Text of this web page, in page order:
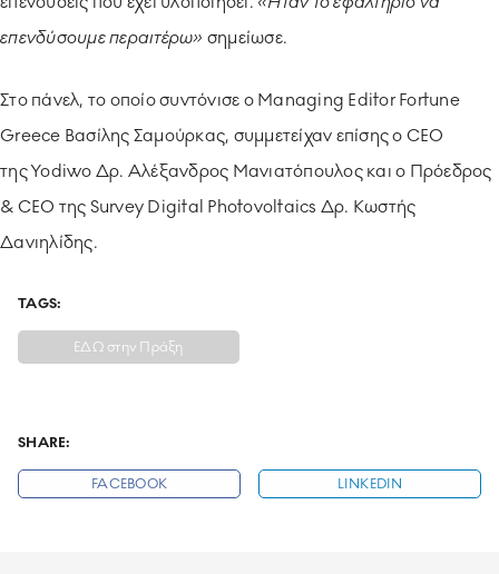
επενδύσουμε περαιτέρω» σημείωσε.
Στο πάνελ, το οποίο συντόνισε ο Managing Editor Fortune
Greece Βασίλης Σαμούρκας, συμμετείχαν επίσης ο CEO
της Yodiwo Δρ. Αλέξανδρος Μανιατόπουλος και ο Πρόεδρος
& CEO της Survey Digital Photovoltaics Δρ. Κωστής
Δανιηλίδης.
TAGS:
ΕΔΩ στην Πράξη
SHARE:
FACEBOOK LINKEDIN